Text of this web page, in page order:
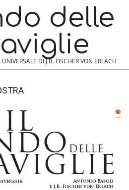
delle
DI J.B. FISCHER VON ERLACH